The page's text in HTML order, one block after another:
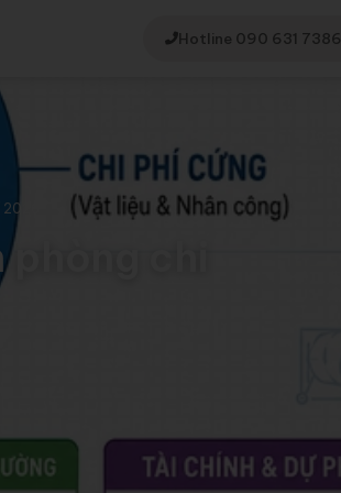
Hotline 090 631 7386
chi